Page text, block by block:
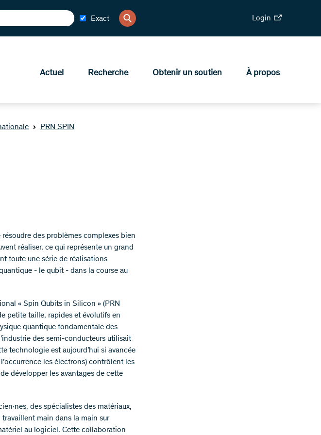
Exact Login
Actuel Recherche Obtenir un soutien À propos
PRN SPIN
des problèmes complexes bien
réaliser, ce qui représente un grand
toute une série de réalisations
- le qubit - dans la course au
« Spin Qubits in Silicon » (PRN
petite taille, rapides et évolutifs en
quantique fondamentale des
des semi-conducteurs utilisait
technologie est aujourd’hui si avancée
les électrons) contrôlent les
développer les avantages de cette
des spécialistes des matériaux,
travaillent main dans la main sur
au logiciel. Cette collaboration